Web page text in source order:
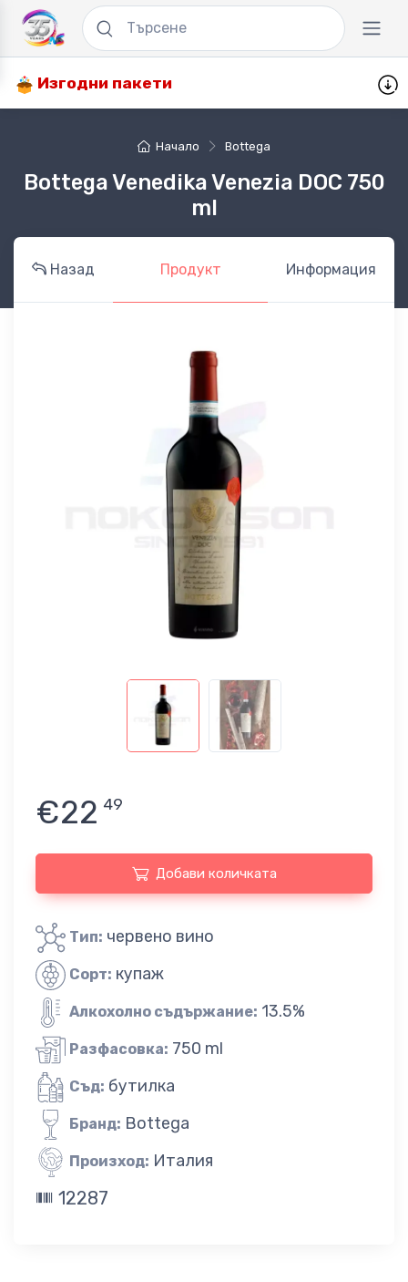
Изгодни пакети
Начало Bottega
Bottega Venedika Venezia DOC 750
ml
Назад Продукт Информация
€22 49
Добави количката
Тип: червено вино
Сорт: купаж
Алкохолно съдържание: 13.5%
Разфасовка: 750 ml
Съд: бутилка
Бранд: Bottega
Произход: Италия
12287